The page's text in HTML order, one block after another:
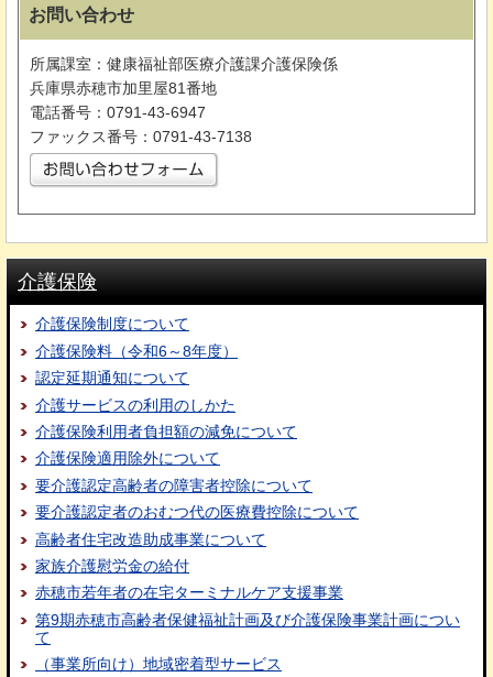
お問い合わせ
所属課室：健康福祉部医療介護課介護保険係
兵庫県赤穂市加里屋81番地
電話番号：0791-43-6947
ファックス番号：0791-43-7138
介護保険
介護保険制度について
介護保険料（令和6～8年度）
認定延期通知について
介護サービスの利用のしかた
介護保険利用者負担額の減免について
介護保険適用除外について
要介護認定高齢者の障害者控除について
要介護認定者のおむつ代の医療費控除について
高齢者住宅改造助成事業について
家族介護慰労金の給付
赤穂市若年者の在宅ターミナルケア支援事業
第9期赤穂市高齢者保健福祉計画及び介護保険事業計画につい
て
（事業所向け）地域密着型サービス